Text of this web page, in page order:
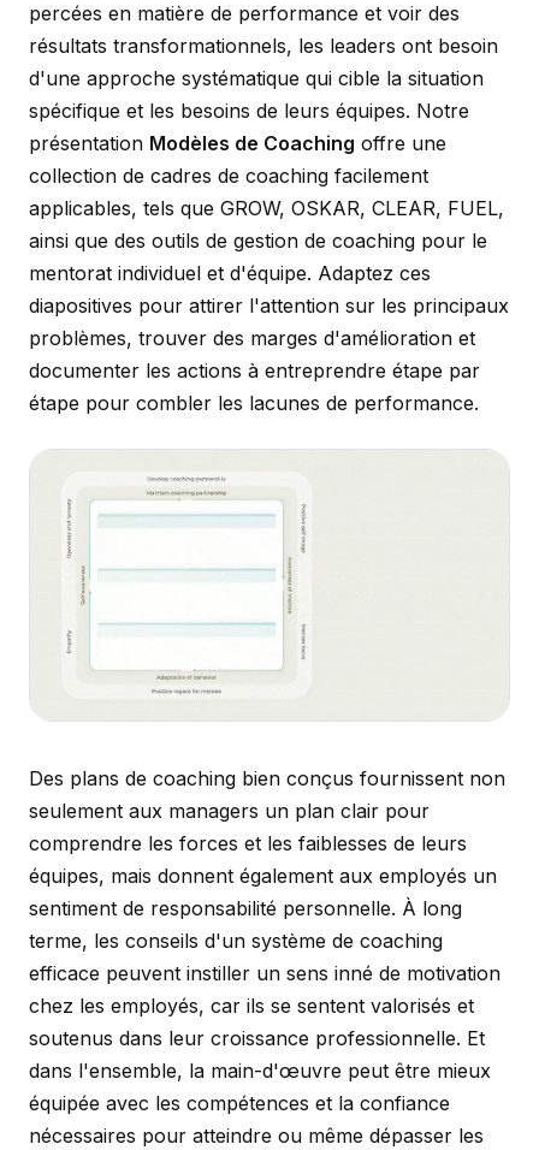
percées en matière de performance et voir des
résultats transformationnels, les leaders ont besoin
d'une approche systématique qui cible la situation
spécifique et les besoins de leurs équipes. Notre
présentation Modèles de Coaching offre une
collection de cadres de coaching facilement
applicables, tels que GROW, OSKAR, CLEAR, FUEL,
ainsi que des outils de gestion de coaching pour le
mentorat individuel et d'équipe. Adaptez ces
diapositives pour attirer l'attention sur les principaux
problèmes, trouver des marges d'amélioration et
documenter les actions à entreprendre étape par
étape pour combler les lacunes de performance.
Des plans de coaching bien conçus fournissent non
seulement aux managers un plan clair pour
comprendre les forces et les faiblesses de leurs
équipes, mais donnent également aux employés un
sentiment de responsabilité personnelle. À long
terme, les conseils d'un système de coaching
efficace peuvent instiller un sens inné de motivation
chez les employés, car ils se sentent valorisés et
soutenus dans leur croissance professionnelle. Et
dans l'ensemble, la main-d'œuvre peut être mieux
équipée avec les compétences et la confiance
nécessaires pour atteindre ou même dépasser les